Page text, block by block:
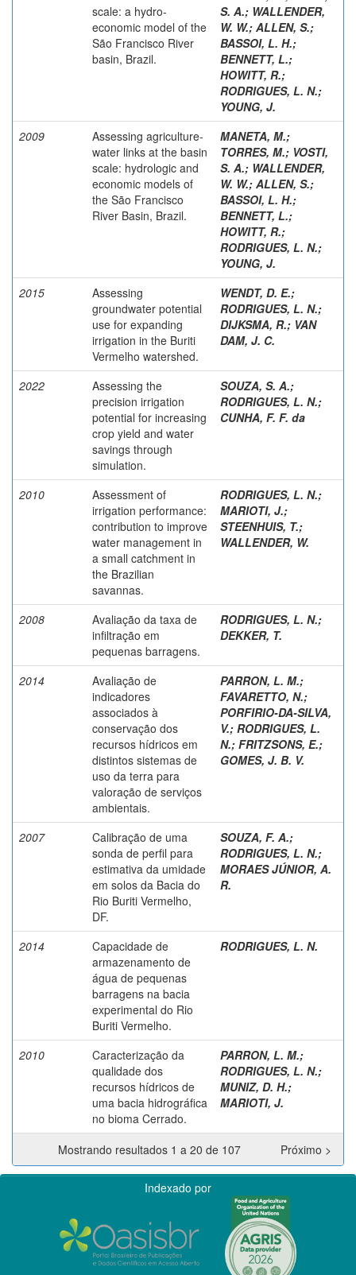
scale: a hydro-
economic model of the
São Francisco River
basin, Brazil.
S. A.; WALLENDER,
W. W.; ALLEN, S.;
BASSOI, L. H.;
BENNETT, L.;
HOWITT, R.;
RODRIGUES, L. N.;
YOUNG, J.
2009
Assessing agriculture-
water links at the basin
scale: hydrologic and
economic models of
the São Francisco
River Basin, Brazil.
MANETA, M.;
TORRES, M.; VOSTI,
S. A.; WALLENDER,
W. W.; ALLEN, S.;
BASSOI, L. H.;
BENNETT, L.;
HOWITT, R.;
RODRIGUES, L. N.;
YOUNG, J.
2015
Assessing
groundwater potential
use for expanding
irrigation in the Buriti
Vermelho watershed.
WENDT, D. E.;
RODRIGUES, L. N.;
DIJKSMA, R.; VAN
DAM, J. C.
2022
Assessing the
precision irrigation
potential for increasing
crop yield and water
savings through
simulation.
SOUZA, S. A.;
RODRIGUES, L. N.;
CUNHA, F. F. da
2010
Assessment of
irrigation performance:
contribution to improve
water management in
a small catchment in
the Brazilian
savannas.
RODRIGUES, L. N.;
MARIOTI, J.;
STEENHUIS, T.;
WALLENDER, W.
2008
Avaliação da taxa de
infiltração em
pequenas barragens.
RODRIGUES, L. N.;
DEKKER, T.
2014
Avaliação de
indicadores
associados à
conservação dos
recursos hídricos em
distintos sistemas de
uso da terra para
valoração de serviços
ambientais.
PARRON, L. M.;
FAVARETTO, N.;
PORFIRIO-DA-SILVA,
V.; RODRIGUES, L.
N.; FRITZSONS, E.;
GOMES, J. B. V.
2007
Calibração de uma
sonda de perfil para
estimativa da umidade
em solos da Bacia do
Rio Buriti Vermelho,
DF.
SOUZA, F. A.;
RODRIGUES, L. N.;
MORAES JÚNIOR, A.
R.
2014
Capacidade de
armazenamento de
água de pequenas
barragens na bacia
experimental do Rio
Buriti Vermelho.
RODRIGUES, L. N.
2010
Caracterização da
qualidade dos
recursos hídricos de
uma bacia hidrográfica
no bioma Cerrado.
PARRON, L. M.;
RODRIGUES, L. N.;
MUNIZ, D. H.;
MARIOTI, J.
Mostrando resultados 1 a 20 de 107 Próximo >
Indexado por